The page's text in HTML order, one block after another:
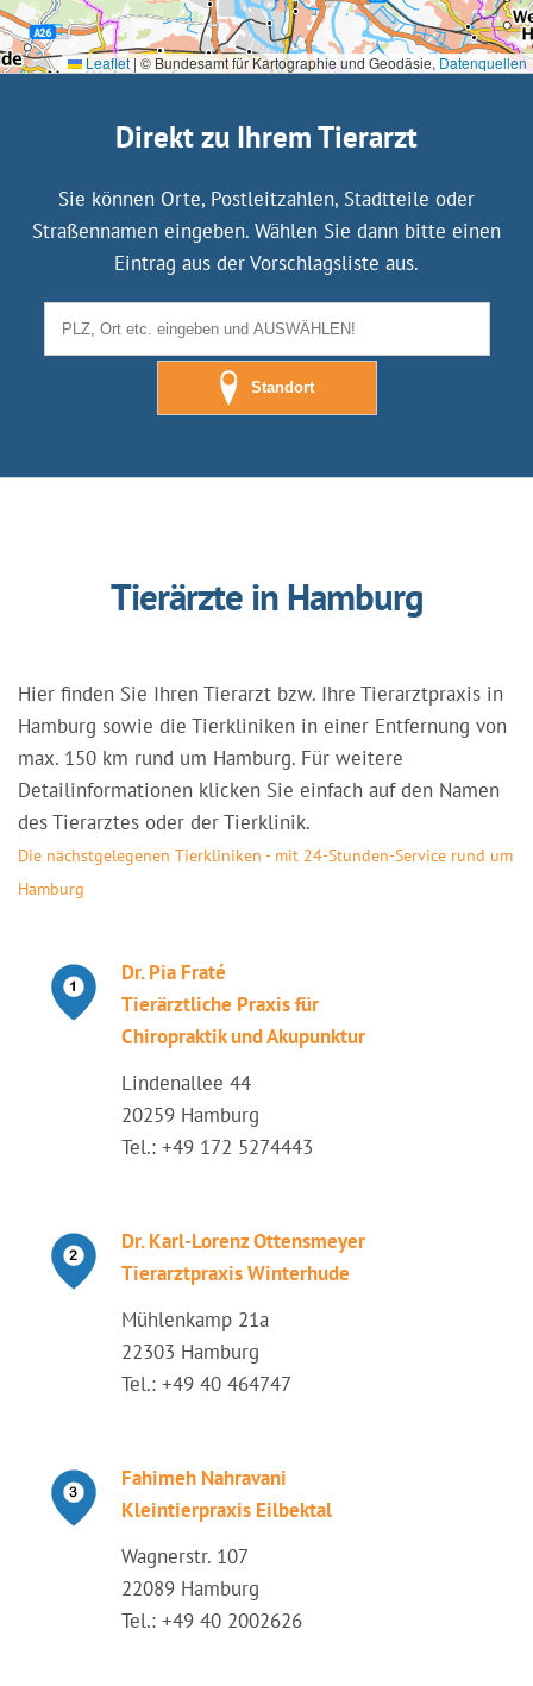
Leaflet|© Bundesamt für Kartographie und Geodäsie,Datenquellen
Direkt zu Ihrem Tierarzt
Sie können Orte, Postleitzahlen, Stadtteile oder
Straßennamen eingeben. Wählen Sie dann bitte einen
Eintrag aus der Vorschlagsliste aus.
Standort
Tierärzte in Hamburg
Hier finden Sie Ihren Tierarzt bzw. Ihre Tierarztpraxis in
Hamburg sowie die Tierkliniken in einer Entfernung von
max. 150 km rund um Hamburg. Für weitere
Detailinformationen klicken Sie einfach auf den Namen
des Tierarztes oder der Tierklinik.
Die nächstgelegenen Tierkliniken - mit 24-Stunden-Service rund um
Hamburg
Dr. Pia Fraté
Tierärztliche Praxis für
Chiropraktik und Akupunktur
Lindenallee 44
20259 Hamburg
Tel.: +49 172 5274443
Dr. Karl-Lorenz Ottensmeyer
Tierarztpraxis Winterhude
Mühlenkamp 21a
22303 Hamburg
Tel.: +49 40 464747
Fahimeh Nahravani
Kleintierpraxis Eilbektal
Wagnerstr. 107
22089 Hamburg
Tel.: +49 40 2002626